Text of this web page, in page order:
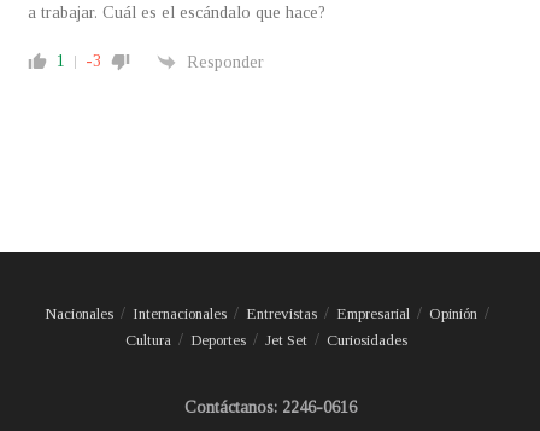
a trabajar. Cuál es el escándalo que hace?
1 -3 Responder
Nacionales Internacionales Entrevistas Empresarial
Opinión
Cultura
Deportes Jet Set Curiosidades
Contáctanos: 2246-0616